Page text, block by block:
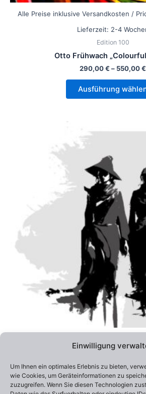
Einwilligung
Um Ihnen ein optimales Erlebnis zu bieten,
wie Cookies, um Geräteinformationen zu
zuzugreifen. Wenn Sie diesen Technologien
Alle Preise inklusive Versandkosten /
Lieferzeit: 2-4
Edition 100
Otto Frühwach
290,00€ – 550,00€
Ausführung
Edition 100
Otto Frühwach